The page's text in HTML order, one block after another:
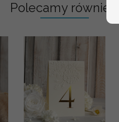
Polecamy również: